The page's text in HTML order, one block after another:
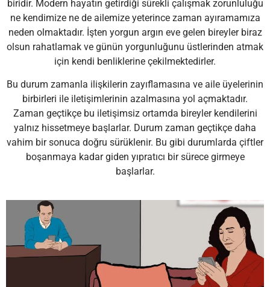
biridir. Modern hayatın getirdiği sürekli çalışmak zorunluluğu
ne kendimize ne de ailemize yeterince zaman ayıramamıza
neden olmaktadır. İşten yorgun argın eve gelen bireyler biraz
olsun rahatlamak ve günün yorgunluğunu üstlerinden atmak
için kendi benliklerine çekilmektedirler.
Bu durum zamanla ilişkilerin zayıflamasına ve aile üyelerinin
birbirleri ile iletişimlerinin azalmasına yol açmaktadır.
Zaman geçtikçe bu iletişimsiz ortamda bireyler kendilerini
yalnız hissetmeye başlarlar. Durum zaman geçtikçe daha
vahim bir sonuca doğru sürüklenir. Bu gibi durumlarda çiftler
boşanmaya kadar giden yıpratıcı bir sürece girmeye
başlarlar.